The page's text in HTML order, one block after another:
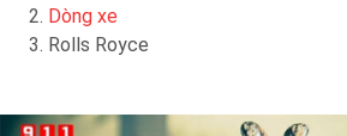
Dòng xe
Rolls Royce